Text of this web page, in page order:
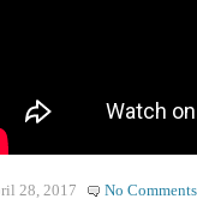
28, 2017 No Comments